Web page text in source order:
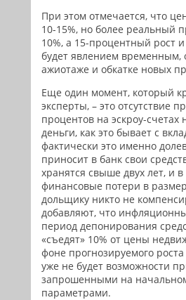
При этом отмечается, что
10-15%, но более реальный
10%, а 15-процентный рост
будет явлением временным,
ажиотаже и обкатке новых
Еще один момент, который
эксперты, – это отсутствие
процентов на эскроу-
деньги, как это бывает с
фактически это именно
приносит в банк свои
хранятся свыше двух лет, и в
финансовые потери в
дольщику никто не
добавляют, что
период депонирования
«съедят» 10% от цены
фоне прогнозируемого
уже не будет возможности
запрошенными на
параметрами.